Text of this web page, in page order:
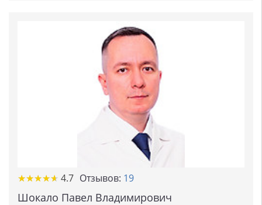
★★★★★
★★★★★ 4.7 Отзывов: 19
Шокало Павел Владимирович